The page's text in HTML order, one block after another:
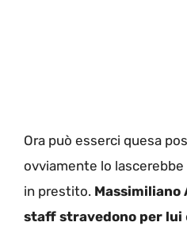
Ora può esserci quesa
ovviamente lo
in prestito.
staff stravedono per lui